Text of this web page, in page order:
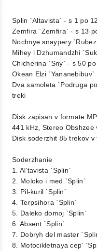
Splin `Altavista` - s 1 po
Zemfira `Zemfira` - s 13
Nochnye snaypery
Mihey i Dzhumandzhi
Chicherina `Sny` - s 50
Okean Elzi
Dva samoleta `Podruga
treki
Disk zapisan v formate
441 kHz, Stereo
Disk soderzhit 85 trekov v
Soderzhanie
1. Al'tavista `Splin`
2. Moloko i med `Splin`
3. Pil-kuril `Splin`
4. Terpsihora `Splin`
5. Daleko domoj `Splin`
6. Absent `Splin`
7. Dobryh del master
8. Motocikletnaya cep'